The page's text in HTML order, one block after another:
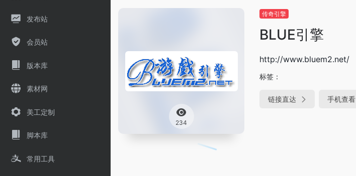
发布站
会员站
版本库
素材网
美工定制
脚本库
常用工具
234
传奇引擎
BLUE引擎
http://www.bluem2.net/
标签：
链接直达 手机查看